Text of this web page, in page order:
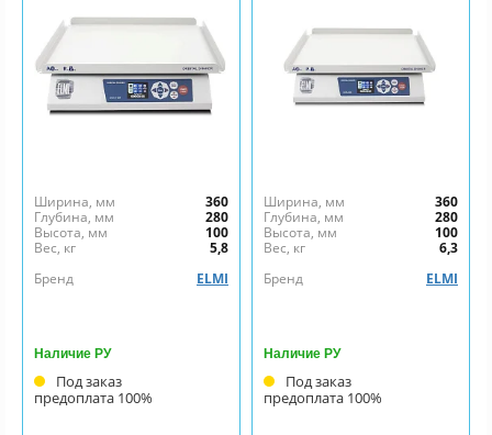
Ширина, мм
360
Глубина, мм
280
Высота, мм
100
Вес, кг
5,8
Бренд
ELMI
Наличие РУ
Под заказ
предоплата 100%
Ширина, мм
360
Глубина, мм
280
Высота, мм
100
Вес, кг
6,3
Бренд
ELMI
Наличие РУ
Под заказ
предоплата 100%